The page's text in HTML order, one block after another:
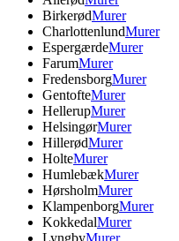
BirkerødMurer
CharlottenlundMurer
EspergærdeMurer
FarumMurer
FredensborgMurer
GentofteMurer
HellerupMurer
HelsingørMurer
HillerødMurer
HolteMurer
HumlebækMurer
HørsholmMurer
KlampenborgMurer
KokkedalMurer